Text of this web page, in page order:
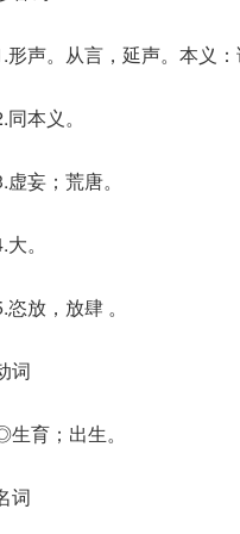
形声。从言，延声。本义：
同本义。
虚妄；荒唐。
大。
恣放，放肆 。
词
育；出生。
词